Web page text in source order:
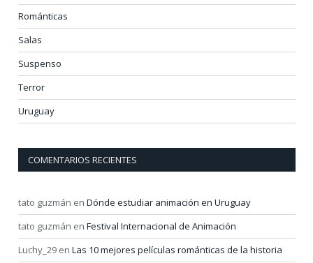
Románticas
Salas
Suspenso
Terror
Uruguay
COMENTARIOS RECIENTES
tato guzmán en Dónde estudiar animación en Uruguay
tato guzmán en Festival Internacional de Animación
Luchy_29 en Las 10 mejores películas románticas de la historia